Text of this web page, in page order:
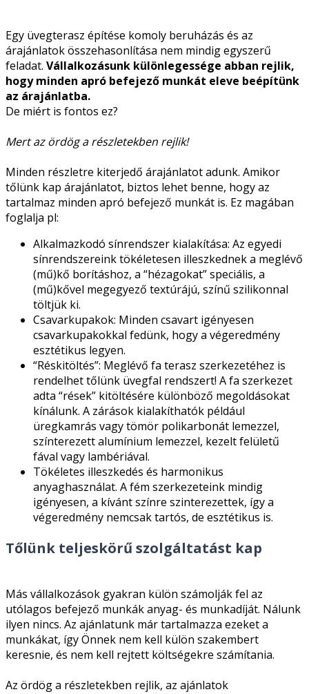
Egy üvegterasz építése komoly beruházás és az
árajánlatok összehasonlítása nem mindig egyszerű
feladat. Vállalkozásunk különlegessége abban rejlik,
hogy minden apró befejező munkát eleve beépítünk
az árajánlatba.
De miért is fontos ez?
Mert az ördög a részletekben rejlik!
Minden részletre kiterjedő árajánlatot adunk. Amikor
tőlünk kap árajánlatot, biztos lehet benne, hogy az
tartalmaz minden apró befejező munkát is. Ez magában
foglalja pl:
Alkalmazkodó sínrendszer kialakítása: Az egyedi
sínrendszereink tökéletesen illeszkednek a meglévő
(mű)kő borításhoz, a “hézagokat” speciális, a
(mű)kővel megegyező textúrájú, színű szilikonnal
töltjük ki.
Csavarkupakok: Minden csavart igényesen
csavarkupakokkal fedünk, hogy a végeredmény
esztétikus legyen.
“Réskitöltés”: Meglévő fa terasz szerkezetéhez is
rendelhet tőlünk üvegfal rendszert! A fa szerkezet
adta “rések” kitöltésére különböző megoldásokat
kínálunk. A zárások kialakíthatók például
üregkamrás vagy tömör polikarbonát lemezzel,
színterezett alumínium lemezzel, kezelt felületű
fával vagy lambériával.
Tökéletes illeszkedés és harmonikus
anyaghasználat. A fém szerkezeteink mindig
igényesen, a kívánt színre szinterezettek, így a
végeredmény nemcsak tartós, de esztétikus is.
Tőlünk teljeskörű szolgáltatást kap
Más vállalkozások gyakran külön számolják fel az
utólagos befejező munkák anyag- és munkadíját. Nálunk
ilyen nincs. Az ajánlatunk már tartalmazza ezeket a
munkákat, így Önnek nem kell külön szakembert
keresnie, és nem kell rejtett költségekre számítania.
Az ördög a részletekben rejlik, az ajánlatok